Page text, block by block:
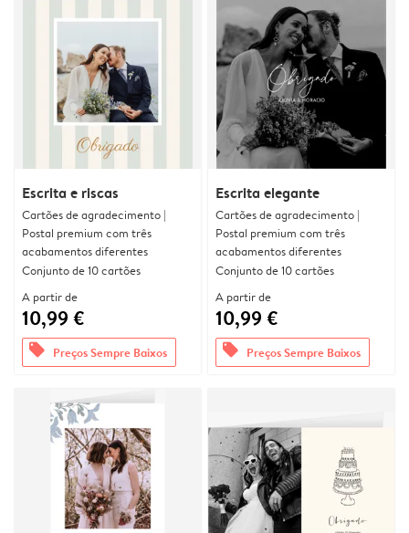
Escrita e riscas
Cartões de agradecimento |
Postal premium com três
acabamentos diferentes
Conjunto de 10 cartões
A partir de
10,99 €
offers Preços Sempre Baixos
Escrita elegante
Cartões de agradecimento |
Postal premium com três
acabamentos diferentes
Conjunto de 10 cartões
A partir de
10,99 €
offers Preços Sempre Baixos